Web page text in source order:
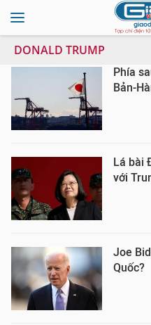
DONALD TRUMP
Phía
Bản-
Lá bài
với
Joe
Quốc?